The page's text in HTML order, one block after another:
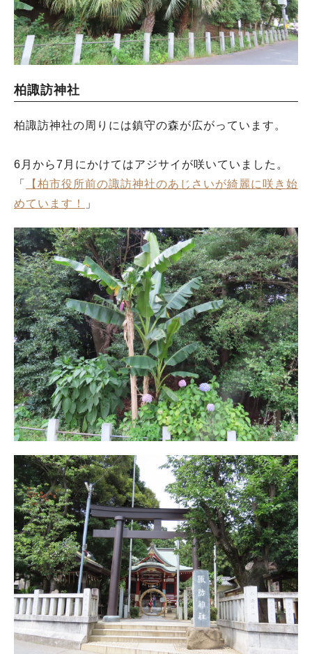
柏諏訪神社
柏諏訪神社の周りには鎮守の森が広がっています。
6月から7月にかけてはアジサイが咲いていました。
「
【柏市役所前の諏訪神社のあじさいが綺麗に咲き始
めています！
」